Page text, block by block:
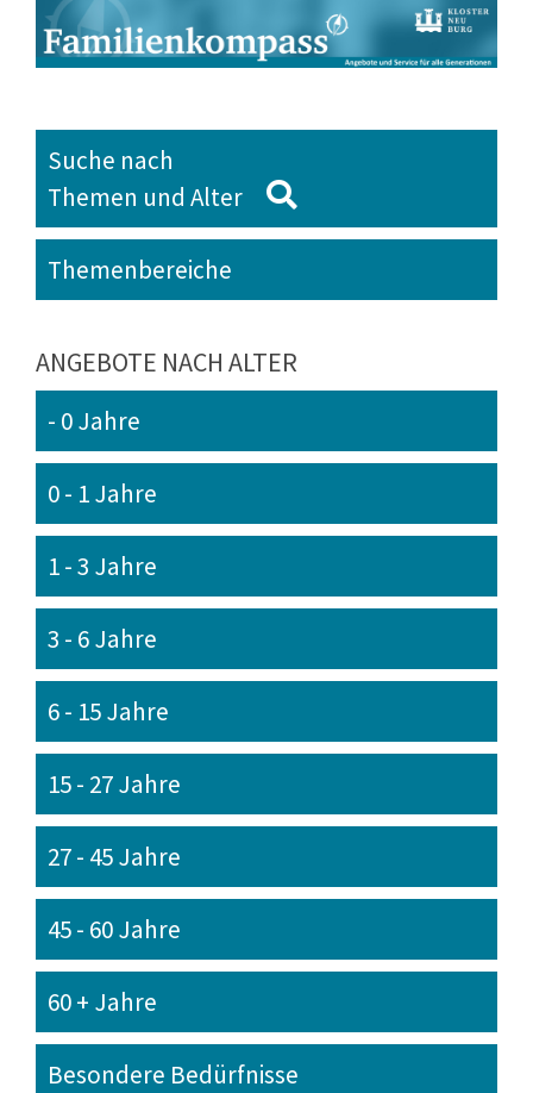
Suche nach
Themen und Alter
Themenbereiche
ANGEBOTE NACH ALTER
- 0 Jahre
0 - 1 Jahre
1 - 3 Jahre
3 - 6 Jahre
6 - 15 Jahre
15 - 27 Jahre
27 - 45 Jahre
45 - 60 Jahre
60 + Jahre
Besondere Bedürfnisse